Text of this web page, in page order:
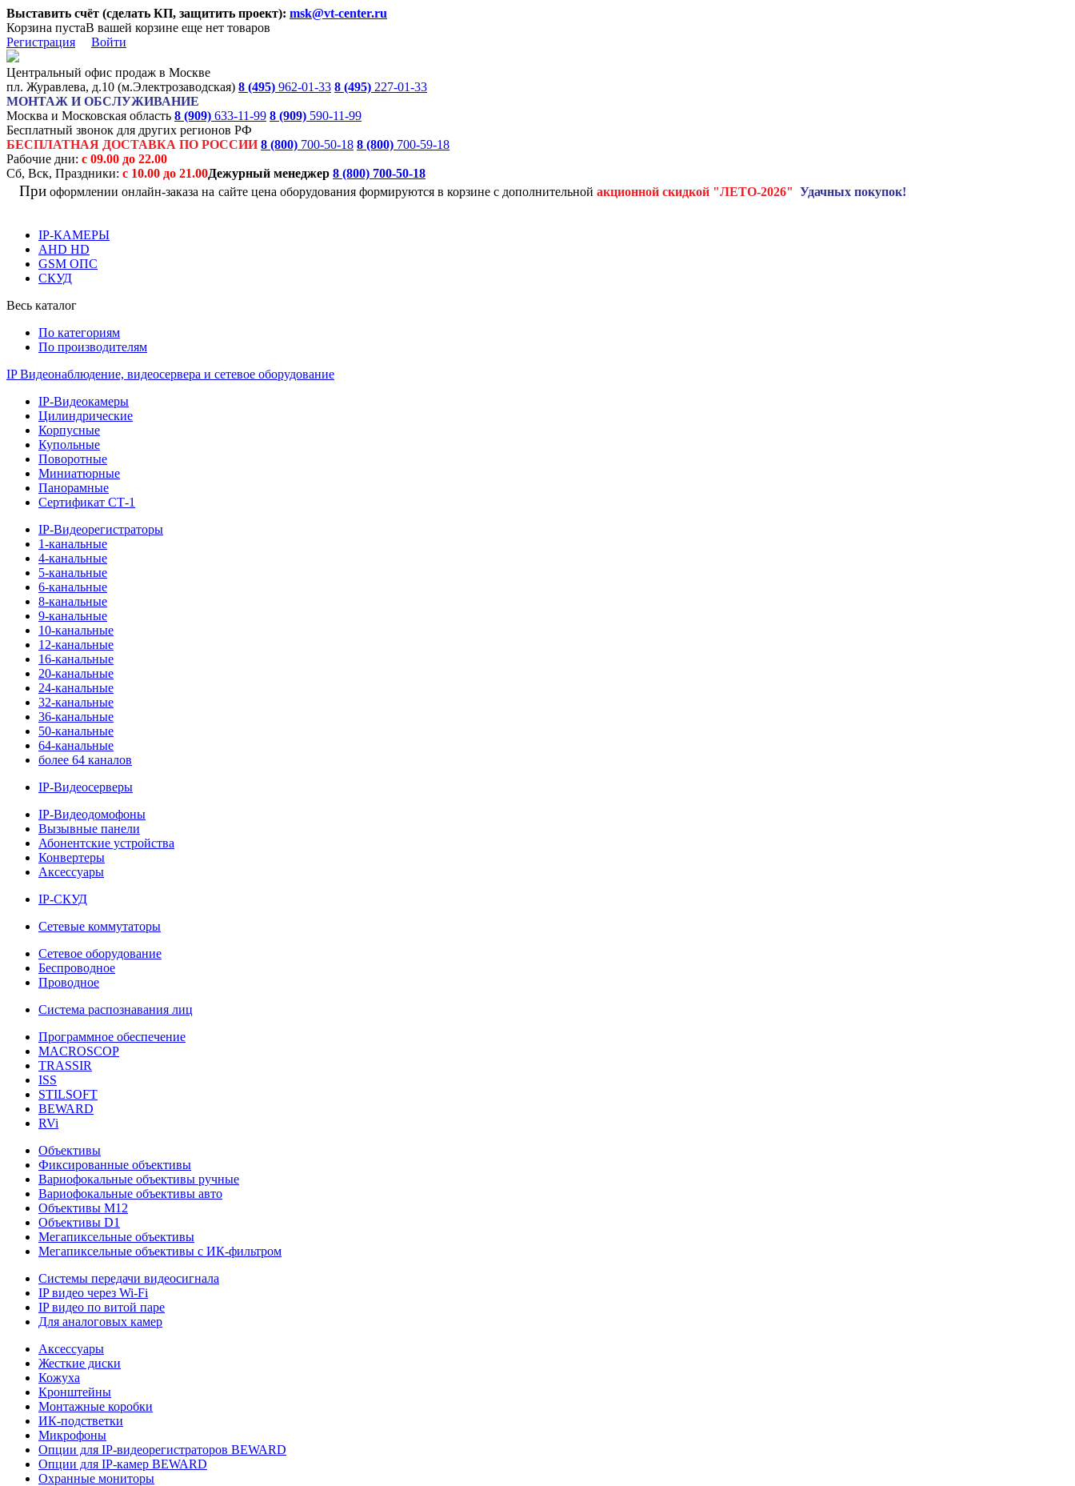
Выставить счёт (сделать КП, защитить проект): msk@vt-center.ru
Корзина пустаВ вашей корзине еще нет товаров
Регистрация
Войти
Центральный офис продаж в Москве
пл. Журавлева, д.10 (м.Электрозаводская) 8 (495) 962-01-33 8 (495) 227-01-33
МОНТАЖ И ОБСЛУЖИВАНИЕ
Москва и Московская область 8 (909) 633-11-99 8 (909) 590-11-99
Бесплатный звонок для других регионов РФ
БЕСПЛАТНАЯ ДОСТАВКА ПО РОССИИ 8 (800) 700-50-18 8 (800) 700-59-18
Рабочие дни: с 09.00 до 22.00
Сб, Вск, Праздники: с 10.00 до 21.00Дежурный менеджер 8 (800) 700-50-18
При оформлении онлайн-заказа на сайте цена оборудования формируются в корзине с дополнительной акционной скидкой "ЛЕТО-2026" Удачных покупок!
IP-КАМЕРЫ
AHD HD
GSM ОПС
СКУД
Весь каталог
По категориям
По производителям
IP Видеонаблюдение, видеосервера и сетевое оборудование
IP-Видеокамеры
Цилиндрические
Корпусные
Купольные
Поворотные
Миниатюрные
Панорамные
Сертификат СТ-1
IP-Видеорегистраторы
1-канальные
4-канальные
5-канальные
6-канальные
8-канальные
9-канальные
10-канальные
12-канальные
16-канальные
20-канальные
24-канальные
32-канальные
36-канальные
50-канальные
64-канальные
более 64 каналов
IP-Видеосерверы
IP-Видеодомофоны
Вызывные панели
Абонентские устройства
Конвертеры
Аксессуары
IP-СКУД
Сетевые коммутаторы
Сетевое оборудование
Беспроводное
Проводное
Система распознавания лиц
Программное обеспечение
MACROSCOP
TRASSIR
ISS
STILSOFT
BEWARD
RVi
Объективы
Фиксированные объективы
Вариофокальные объективы ручные
Вариофокальные объективы авто
Объективы М12
Объективы D1
Мегапиксельные объективы
Мегапиксельные объективы с ИК-фильтром
Системы передачи видеосигнала
IP видео через Wi-Fi
IP видео по витой паре
Для аналоговых камер
Аксессуары
Жесткие диски
Кожуха
Кронштейны
Монтажные коробки
ИК-подстветки
Микрофоны
Опции для IP-видеорегистраторов BEWARD
Опции для IP-камер BEWARD
Охранные мониторы